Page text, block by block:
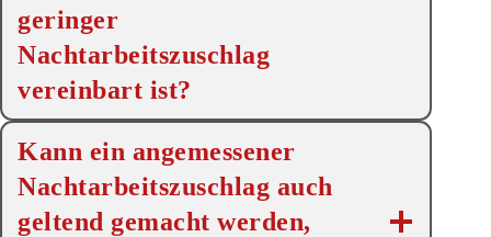
geringer
Nachtarbeitszuschlag
vereinbart ist?
Kann ein angemessener
Nachtarbeitszuschlag auch
geltend gemacht werden,